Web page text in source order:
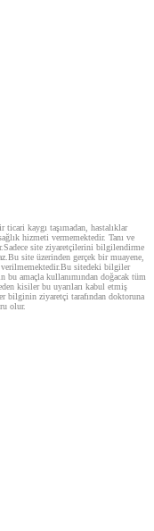
kaygı taşımadan, hastalıklar
hizmeti vermemektedir. Tanı ve
site ziyaretçilerini bilgilendirme
site üzerinden gerçek bir muayene,
verilmemektedir.Bu sitedeki bilgiler
bu amaçla kullanımından doğacak tüm
kisiler bu uyarıları kabul etmiş
bilginin ziyaretçi tarafından doktoruna
olur.